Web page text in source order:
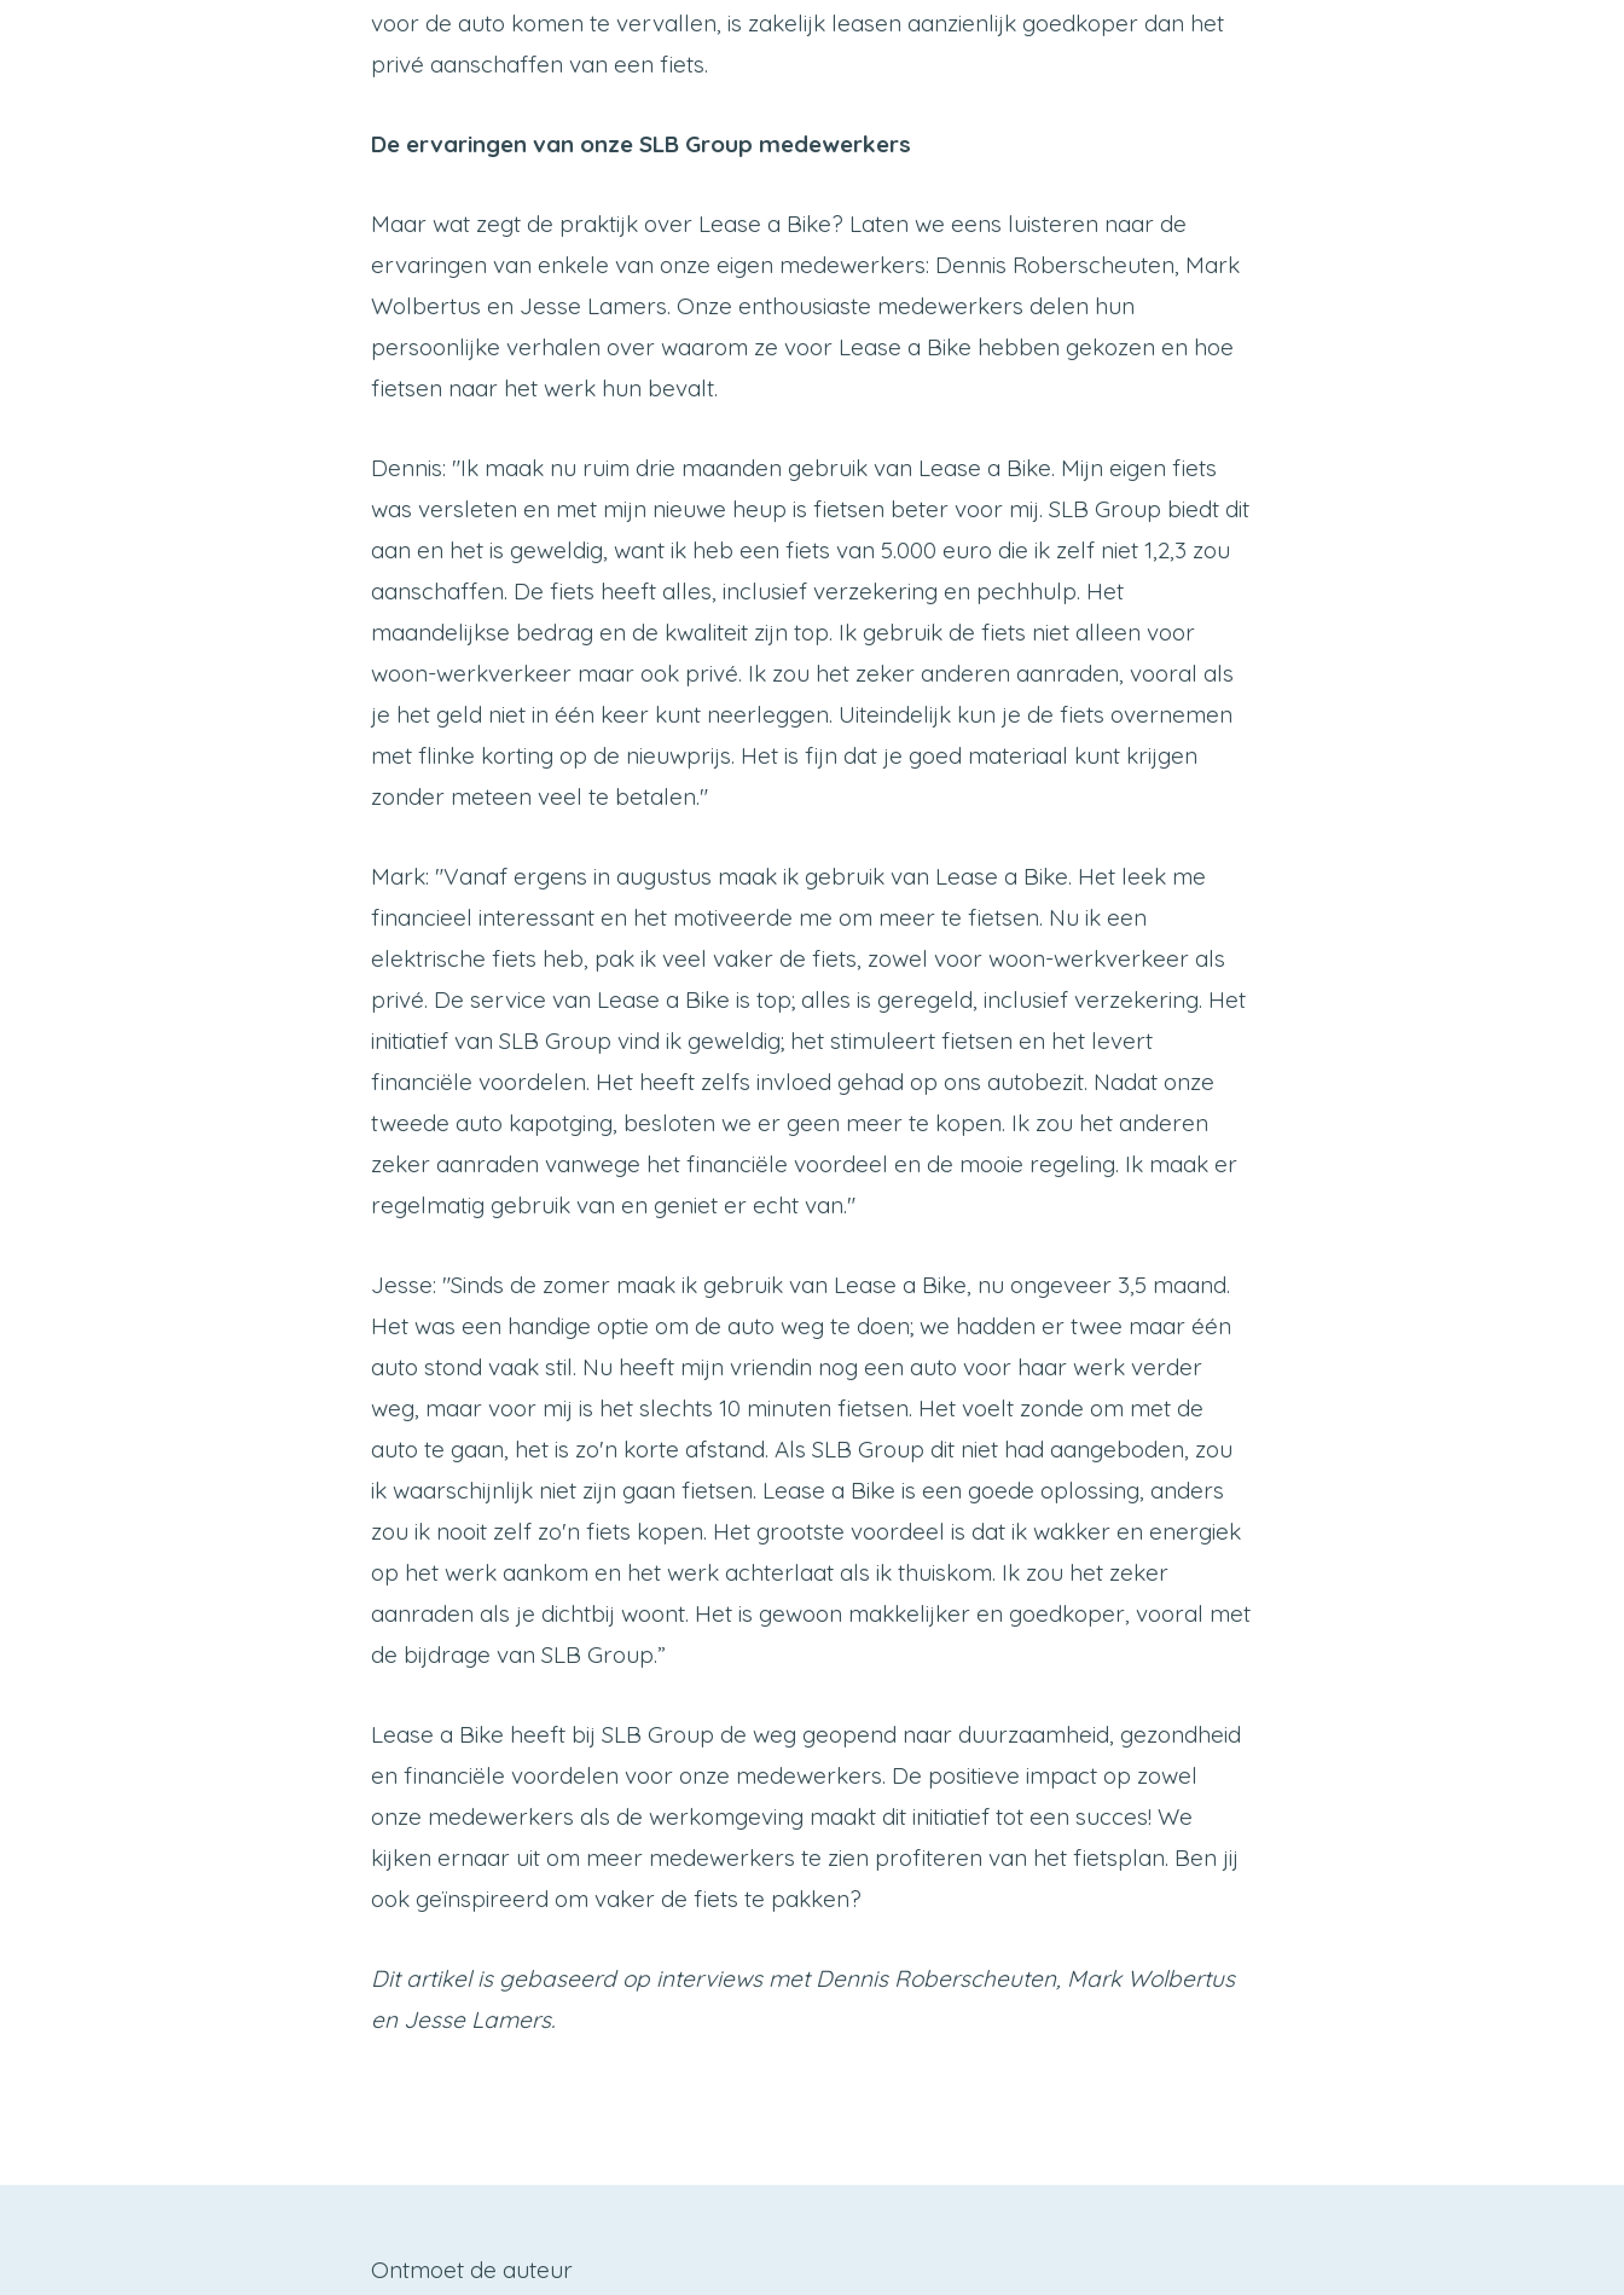
voor de auto komen te vervallen, is zakelijk leasen aanzienlijk goedkoper dan het
privé aanschaffen van een fiets.
De ervaringen van onze SLB Group medewerkers
Maar wat zegt de praktijk over Lease a Bike? Laten we eens luisteren naar de
ervaringen van enkele van onze eigen medewerkers: Dennis Roberscheuten, Mark
Wolbertus en Jesse Lamers. Onze enthousiaste medewerkers delen hun
persoonlijke verhalen over waarom ze voor Lease a Bike hebben gekozen en hoe
fietsen naar het werk hun bevalt.
Dennis: "Ik maak nu ruim drie maanden gebruik van Lease a Bike. Mijn eigen fiets
was versleten en met mijn nieuwe heup is fietsen beter voor mij. SLB Group biedt dit
aan en het is geweldig, want ik heb een fiets van 5.000 euro die ik zelf niet 1,2,3 zou
aanschaffen. De fiets heeft alles, inclusief verzekering en pechhulp. Het
maandelijkse bedrag en de kwaliteit zijn top. Ik gebruik de fiets niet alleen voor
woon-werkverkeer maar ook privé. Ik zou het zeker anderen aanraden, vooral als
je het geld niet in één keer kunt neerleggen. Uiteindelijk kun je de fiets overnemen
met flinke korting op de nieuwprijs. Het is fijn dat je goed materiaal kunt krijgen
zonder meteen veel te betalen."
Mark: "Vanaf ergens in augustus maak ik gebruik van Lease a Bike. Het leek me
financieel interessant en het motiveerde me om meer te fietsen. Nu ik een
elektrische fiets heb, pak ik veel vaker de fiets, zowel voor woon-werkverkeer als
privé. De service van Lease a Bike is top; alles is geregeld, inclusief verzekering. Het
initiatief van SLB Group vind ik geweldig; het stimuleert fietsen en het levert
financiële voordelen. Het heeft zelfs invloed gehad op ons autobezit. Nadat onze
tweede auto kapotging, besloten we er geen meer te kopen. Ik zou het anderen
zeker aanraden vanwege het financiële voordeel en de mooie regeling. Ik maak er
regelmatig gebruik van en geniet er echt van."
Jesse: "Sinds de zomer maak ik gebruik van Lease a Bike, nu ongeveer 3,5 maand.
Het was een handige optie om de auto weg te doen; we hadden er twee maar één
auto stond vaak stil. Nu heeft mijn vriendin nog een auto voor haar werk verder
weg, maar voor mij is het slechts 10 minuten fietsen. Het voelt zonde om met de
auto te gaan, het is zo'n korte afstand. Als SLB Group dit niet had aangeboden, zou
ik waarschijnlijk niet zijn gaan fietsen. Lease a Bike is een goede oplossing, anders
zou ik nooit zelf zo'n fiets kopen. Het grootste voordeel is dat ik wakker en energiek
op het werk aankom en het werk achterlaat als ik thuiskom. Ik zou het zeker
aanraden als je dichtbij woont. Het is gewoon makkelijker en goedkoper, vooral met
de bijdrage van SLB Group.”
Lease a Bike heeft bij SLB Group de weg geopend naar duurzaamheid, gezondheid
en financiële voordelen voor onze medewerkers. De positieve impact op zowel
onze medewerkers als de werkomgeving maakt dit initiatief tot een succes! We
kijken ernaar uit om meer medewerkers te zien profiteren van het fietsplan. Ben jij
ook geïnspireerd om vaker de fiets te pakken?
Dit artikel is gebaseerd op interviews met Dennis Roberscheuten, Mark Wolbertus
en Jesse Lamers.
Ontmoet de auteur